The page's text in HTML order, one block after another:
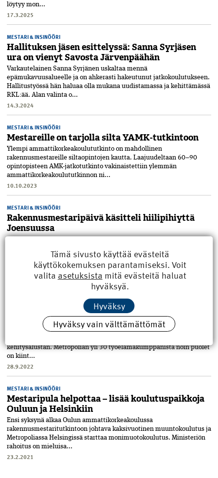
löytyy mon...
17.3.2025
MESTARI & INSINÖÖRI
Hallituksen jäsen esittelyssä: Sanna Syrjäsen
ura on vienyt Savosta Järvenpäähän
Varkautelainen Sanna Syrjänen uskaltaa mennä
epämukavuusalueelle ja on ahkerasti hakeutunut jatkokoulutukseen.
Hallitustyössä hän haluaa olla mukana uudistamassa ja kehittämässä
RKL:ää. Alan valinta o...
14.3.2024
MESTARI & INSINÖÖRI
Mestareille on tarjolla silta YAMK-tutkintoon
Ylempi ammattikorkeakoulututkinto on mahdollinen
rakennusmestareille siltaopintojen kautta. Laajuudeltaan 60–90
opinto­pisteen AMK-jatko­tutkinto vakinaistettiin ylemmän
ammattikorkeakoulututkinnon ni...
10.10.2023
MESTARI & INSINÖÖRI
Rakennus­mestaripäivä käsitteli hiilipihiyttä
Joensuussa
puurakentaminen olivat pääteemoja. Suomi on tietomallinnuksen
edelläkävijä,...
Metropolian yritysyhteistyö tuo uusimmat
teknologiat opiskelijoiden käyttöön
Työelämälähtöinen, jatkuva oppiminen on osa Metropolian filosofiaa,
kehitysalustan. Metropolian yli 30 työelämä­kumppanista noin puolet
on kiint...
28.9.2022
MESTARI & INSINÖÖRI
Mestaripula helpottaa – lisää koulutus­paikkoja
Ouluun ja Helsinkiin
Ensi syksynä alkaa Oulun ammattikorkeakoulussa
rakennusmestaritutkintoon johtava kaksivuotinen muuntokoulutus ja
Metropoliassa Helsingissä starttaa monimuotokoulutus. Ministeriön
rahoitus on mieluisa...
23.2.2021
Tämä sivusto käyttää evästeitä
käyttökokemuksen parantamiseksi. Voit
valita asetuksista mitä evästeitä haluat
hyväksyä.
Hyväksy
Hyväksy vain välttämättömät